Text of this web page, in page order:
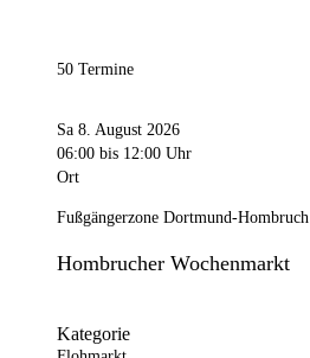
50 Termine
Sa 8. August 2026
06:00 bis 12:00 Uhr
Ort
Fußgängerzone Dortmund-Hombruch
Hombrucher Wochenmarkt
Kategorie